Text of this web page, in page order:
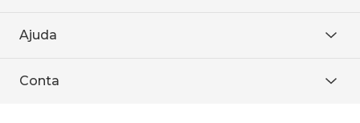
Baixe o APP
WhatsApp
Ajuda
Política de entrega
Conta